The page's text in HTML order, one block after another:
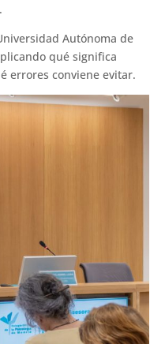
Autónoma de
qué significa
errores conviene evitar.